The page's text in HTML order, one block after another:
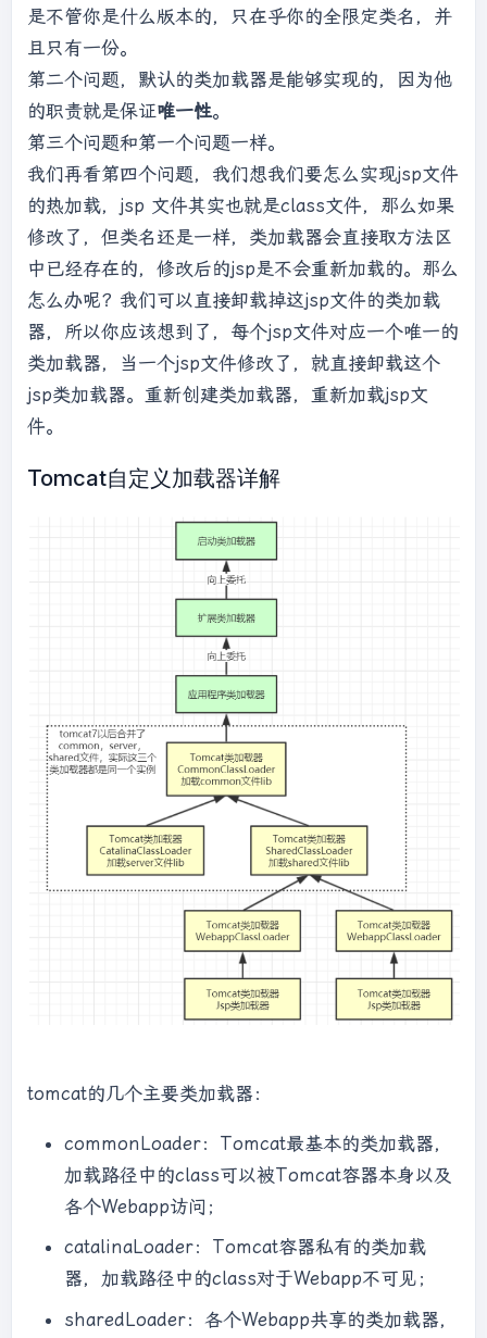
    }
}
运行结果：
=======自己的加载器加载类调用方法=======
         *
@paramresolve
protected Class<?> loadClass(String
name, boolean resolve)
throws
ClassNotFoundException {
synchronized
(getClassLoadingLock(name)) {
// First, check if the class
has already been loaded
                Class<?> c =
findLoadedClass(name);
(c == null
) {
// If still not found,
then invoke findClass in order
System.nanoTime();
// this is the defining
class loader; record the stats
sun.misc.PerfCounter.getFindClassTime().addE
lapsedTimeFrom(t1);
sun.misc.PerfCounter.getFindClasses().increm
ent();
                }
if (resolve) {
                    resolveClass(c);
                }
return
c;
void main
(String[] args)
ClassLoader，其中会把自定义类加载器的父加载器设置
为应用程序类加载器AppClassLoader
        MyClassLoader classLoader =
new
//尝试用自己改写类加载机制去加载自己写的
java.lang.String.class
        Class<?> clazz =
        Object obj = clazz.newInstance();
        Method method =
是不管你是什么版本的，只在乎你的全限定类名，并
且只有一份。
第二个问题，默认的类加载器是能够实现的，因为他
的职责就是保证唯一性。
第三个问题和第一个问题一样。
我们再看第四个问题，我们想我们要怎么实现jsp文件
的热加载，jsp 文件其实也就是class文件，那么如果
修改了，但类名还是一样，类加载器会直接取方法区
中已经存在的，修改后的jsp是不会重新加载的。那么
怎么办呢？我们可以直接卸载掉这jsp文件的类加载
器，所以你应该想到了，每个jsp文件对应一个唯一的
类加载器，当一个jsp文件修改了，就直接卸载这个
jsp类加载器。重新创建类加载器，重新加载jsp文
件。
Tomcat自定义加载器详解
tomcat的几个主要类加载器：
commonLoader：Tomcat最基本的类加载器，
加载路径中的class可以被Tomcat容器本身以及
各个Webapp访问；
catalinaLoader：Tomcat容器私有的类加载
器，加载路径中的class对于Webapp不可见；
sharedLoader：各个Webapp共享的类加载器，